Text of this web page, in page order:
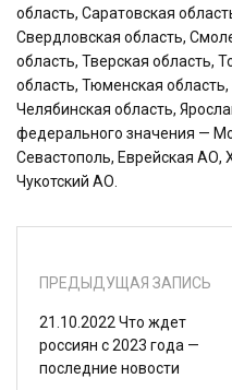
область, Саратовская
Свердловская область,
область, Тверская область,
область, Тюменская
Челябинская область,
федерального значения —
Севастополь, Еврейская
Чукотский АО.
ПРЕДЫДУЩАЯ ЗАПИСЬ
21.10.2022 Что ждет
россиян с 2023 года —
последние новости